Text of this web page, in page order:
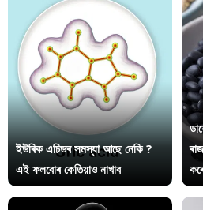
ইউৰিক এচিডৰ সমস্যা আছে নেকি ?
এই ফলবোৰ কেতিয়াও নাখাব